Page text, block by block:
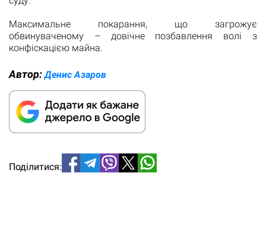
Максимальне покарання, що загрожує
обвинуваченому – довічне позбавлення волі з
конфіскацією майна.
Автор:Денис Азаров
Поділитися: